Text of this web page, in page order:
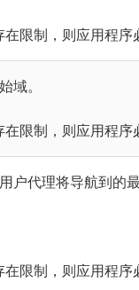
限制，则应用程序
域。
限制，则应用程序
户代理将导航到的最
限制，则应用程序